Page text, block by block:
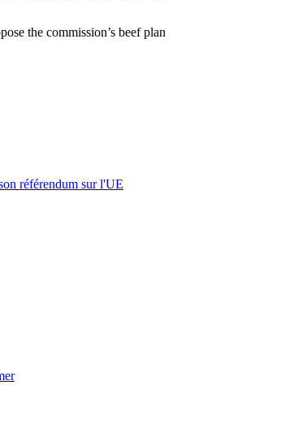
the commission’s beef plan
référendum sur l'UE